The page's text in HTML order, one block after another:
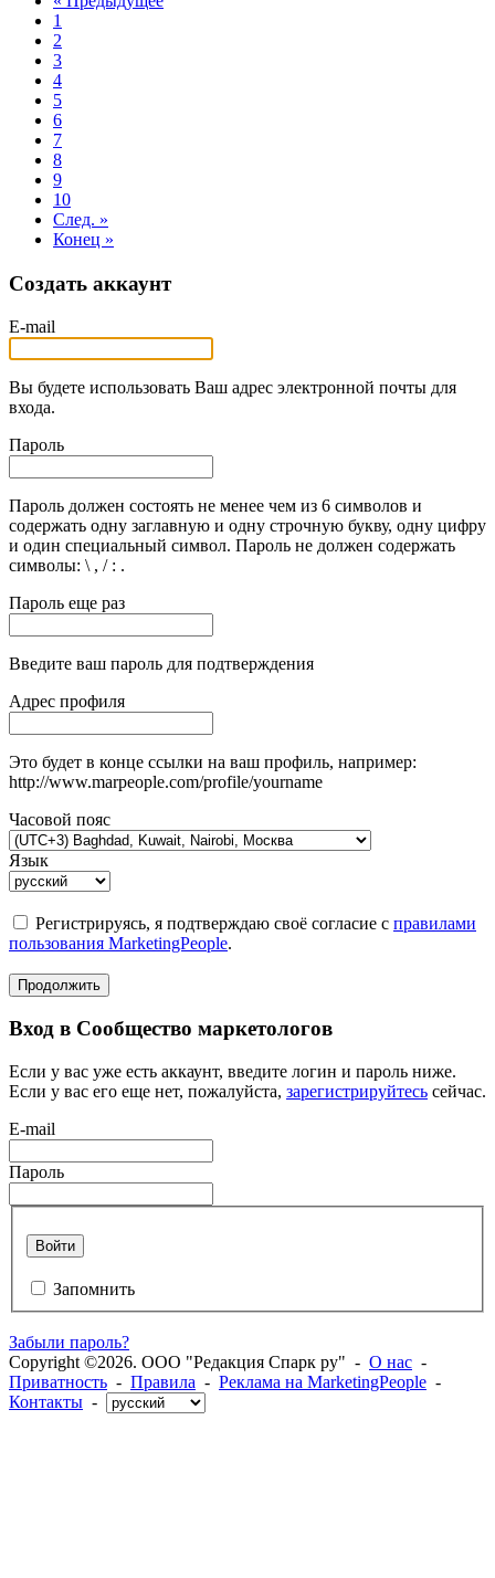
1
2
3
4
5
6
7
8
9
10
След. »
Конец »
Создать аккаунт
E-mail
Вы будете использовать Ваш адрес электронной почты для
входа.
Пароль
Пароль должен состоять не менее чем из 6 символов и
содержать одну заглавную и одну строчную букву, одну цифру
и один специальный символ. Пароль не должен содержать
символы: \ , / : .
Пароль еще раз
Введите ваш пароль для подтверждения
Адрес профиля
Это будет в конце ссылки на ваш профиль, например:
http://www.marpeople.com/profile/yourname
Часовой пояс
Язык
Регистрируясь, я подтверждаю своё согласие с правилами
пользования MarketingPeople.
Продолжить
Вход в Сообщество маркетологов
Если у вас уже есть аккаунт, введите логин и пароль ниже.
Если у вас его еще нет, пожалуйста, зарегистрируйтесь сейчас.
E-mail
Пароль
Войти
Запомнить
Забыли пароль?
Copyright ©2026. ООО "Редакция Спарк ру" - О нас -
Приватность - Правила - Реклама на MarketingPeople -
Контакты -